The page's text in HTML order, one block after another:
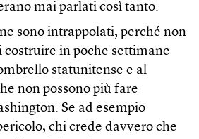
mai parlati così tanto.
sono intrappolati, perché non
costruire in poche settimane
statunitense e al
non possono più fare
Se ad esempio
chi crede davvero che